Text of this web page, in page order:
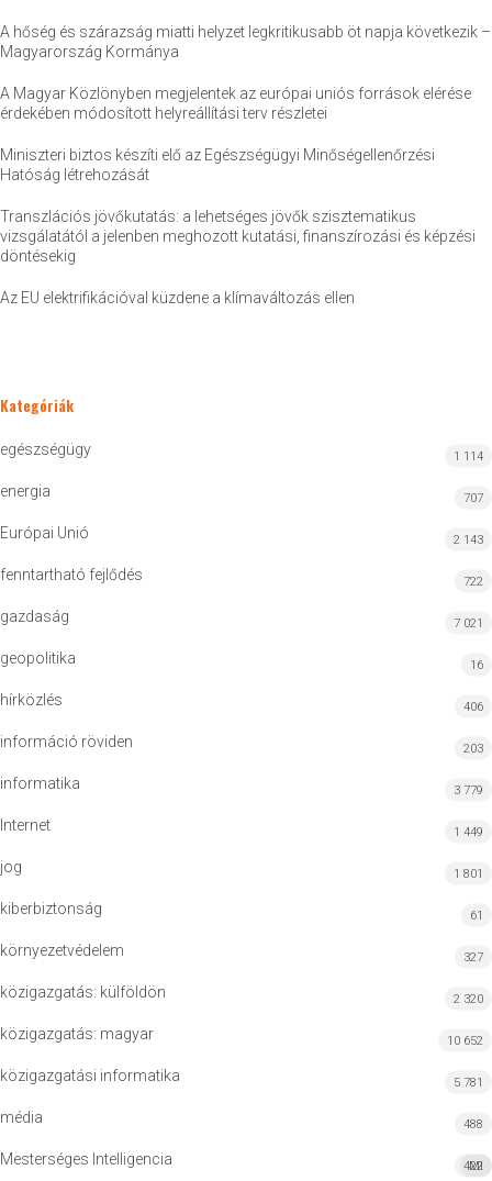
A hőség és szárazság miatti helyzet legkritikusabb öt napja következik –
Magyarország Kormánya
A Magyar Közlönyben megjelentek az európai uniós források elérése
érdekében módosított helyreállítási terv részletei
Miniszteri biztos készíti elő az Egészségügyi Minőségellenőrzési
Hatóság létrehozását
Transzlációs jövőkutatás: a lehetséges jövők szisztematikus
vizsgálatától a jelenben meghozott kutatási, finanszírozási és képzési
döntésekig
Az EU elektrifikációval küzdene a klímaváltozás ellen
Kategóriák
egészségügy 1 114
energia 707
Európai Unió 2 143
fenntartható fejlődés 722
gazdaság 7 021
geopolitika 16
hírközlés 406
információ röviden 203
informatika 3 779
Internet 1 449
jog 1 801
kiberbiztonság 61
környezetvédelem 327
közigazgatás: külföldön 2 320
közigazgatás: magyar 10 652
közigazgatási informatika 5 781
média 488
Mesterséges Intelligencia MI
422